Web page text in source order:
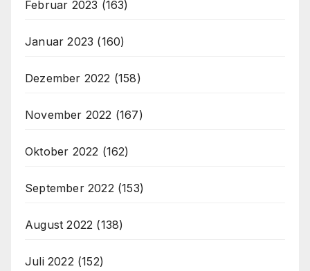
Februar 2023 (163)
Januar 2023 (160)
Dezember 2022 (158)
November 2022 (167)
Oktober 2022 (162)
September 2022 (153)
August 2022 (138)
Juli 2022 (152)